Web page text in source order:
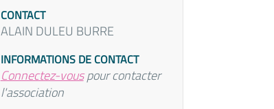
CONTACT
ALAIN DULEU BURRE
INFORMATIONS DE CONTACT
Connectez-vouspour contacter
l'association